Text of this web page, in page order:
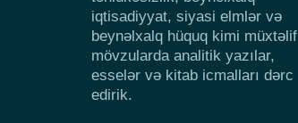
iqtisadiyyat, siyasi elmlər və
beynəlxalq hüquq kimi müxtəlif
mövzularda analitik yazılar,
esselər və kitab icmalları dərc
edirik.